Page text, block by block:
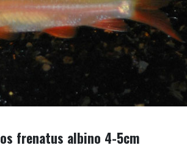
frenatus albino 4-5cm